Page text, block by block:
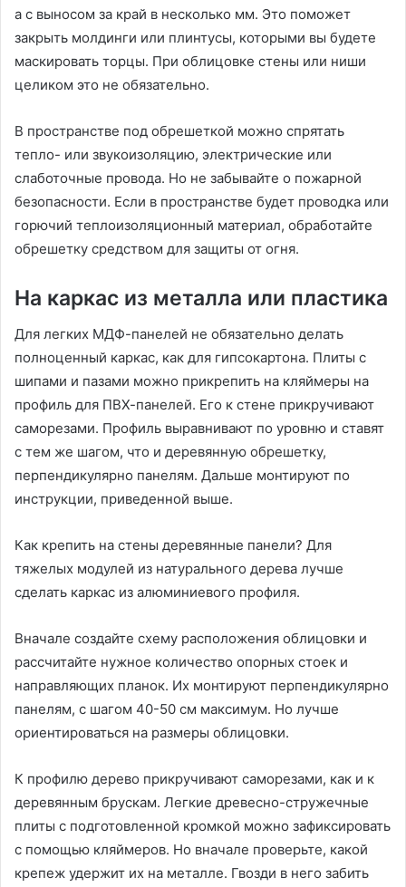
а с выносом за край в несколько мм. Это поможет
закрыть молдинги или плинтусы, которыми вы будете
маскировать торцы. При облицовке стены или ниши
целиком это не обязательно.
В пространстве под обрешеткой можно спрятать
тепло- или звукоизоляцию, электрические или
слаботочные провода. Но не забывайте о пожарной
безопасности. Если в пространстве будет проводка или
горючий теплоизоляционный материал, обработайте
обрешетку средством для защиты от огня.
На каркас из металла или пластика
Для легких МДФ-панелей не обязательно делать
полноценный каркас, как для гипсокартона. Плиты с
шипами и пазами можно прикрепить на кляймеры на
профиль для ПВХ-панелей. Его к стене прикручивают
саморезами. Профиль выравнивают по уровню и ставят
с тем же шагом, что и деревянную обрешетку,
перпендикулярно панелям. Дальше монтируют по
инструкции, приведенной выше.
Как крепить на стены деревянные панели? Для
тяжелых модулей из натурального дерева лучше
сделать каркас из алюминиевого профиля.
Вначале создайте схему расположения облицовки и
рассчитайте нужное количество опорных стоек и
направляющих планок. Их монтируют перпендикулярно
панелям, с шагом 40-50 см максимум. Но лучше
ориентироваться на размеры облицовки.
К профилю дерево прикручивают саморезами, как и к
деревянным брускам. Легкие древесно-стружечные
плиты с подготовленной кромкой можно зафиксировать
с помощью кляймеров. Но вначале проверьте, какой
крепеж удержит их на металле. Гвозди в него забить